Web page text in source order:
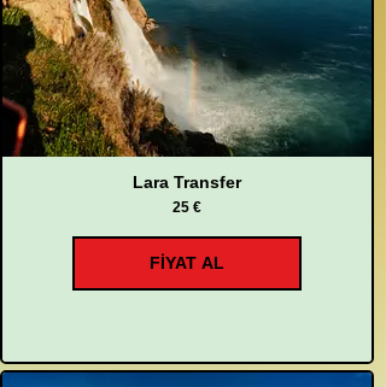
Lara Transfer
25 €
FİYAT AL